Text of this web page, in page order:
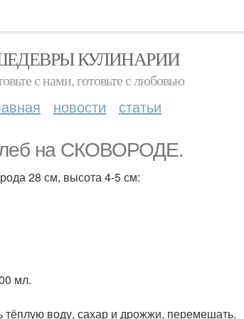
КУЛИНАРИИ
с нами, готовьте с любовью
новости статьи
на СКОВОРОДЕ.
28 см, высота 4-5 см:
мл.
тёплую воду, сахар и дрожжи, перемешать.